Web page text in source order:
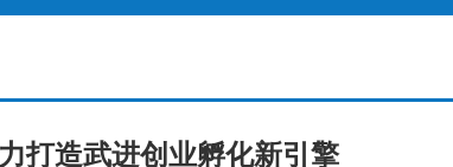
打造武进创业孵化新引擎